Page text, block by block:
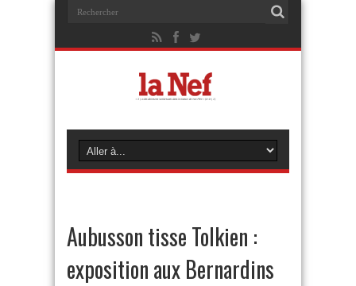
Aubusson tisse Tolkien :
exposition aux Bernardins